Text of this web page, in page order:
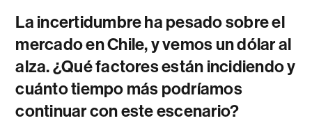
La incertidumbre ha pesado sobre el
mercado en Chile, y vemos un dólar al
alza. ¿Qué factores están incidiendo y
cuánto tiempo más podríamos
continuar con este escenario?